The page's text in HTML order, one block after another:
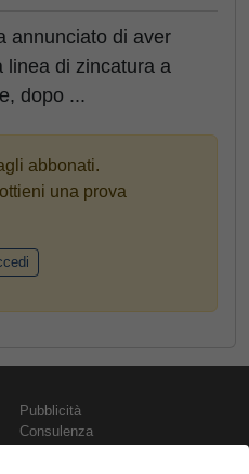
annunciato di aver
linea di zincatura a
dopo ...
abbonati.
una prova
Pubblicità
Consulenza